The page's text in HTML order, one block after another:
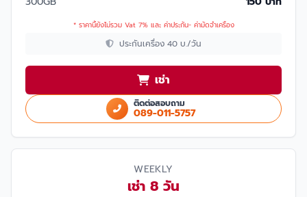
* ราคานี้ยังไม่รวม Vat 7% และ ค่าประกัน- ค่ามัดจำเครื่อง
ประกันเครื่อง 40 บ./วัน
เช่า
ติดต่อสอบถาม
089-011-5757
WEEKLY
เช่า 8 วัน